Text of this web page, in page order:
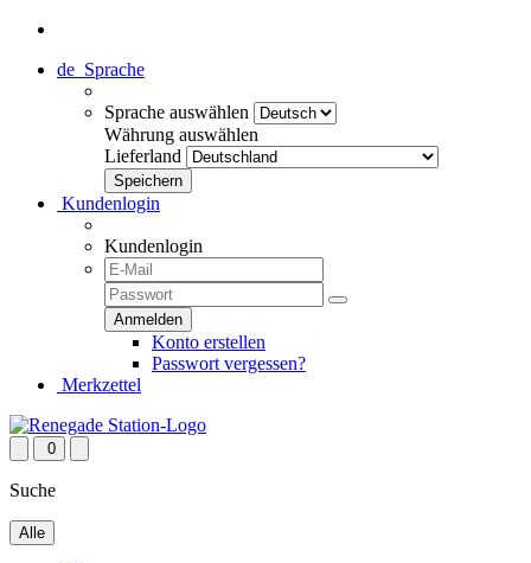
de Sprache
Sprache auswählen
Währung auswählen
Lieferland
Kundenlogin
Kundenlogin
Konto erstellen
Passwort vergessen?
Merkzettel
0
Suche
Alle